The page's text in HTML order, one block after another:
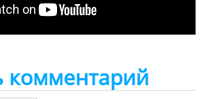
комментарий